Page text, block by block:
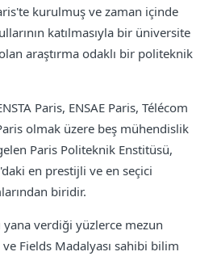
kurulmuş ve zaman içinde
katılmasıyla bir üniversite
araştırma odaklı bir politeknik
Paris, ENSAE Paris, Télécom
olmak üzere beş mühendislik
Paris Politeknik Enstitüsü,
en prestijli ve en seçici
biridir.
verdiği yüzlerce mezun
Fields Madalyası sahibi bilim